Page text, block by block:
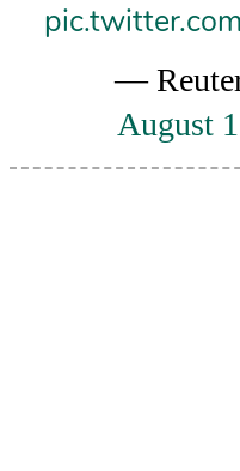
—
August